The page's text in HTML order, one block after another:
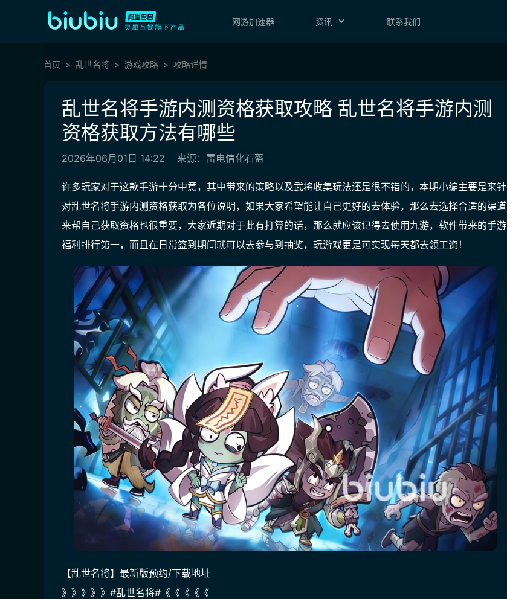
网游加速器 资讯 联系我们
首页 乱世名将 游戏攻略 攻略详情
乱世名将手游内测资格获取攻略 乱世名将手游内测
资格获取方法有哪些
2026年06月01日 14:22 来源：雷电信化石盔
许多玩家对于这款手游十分中意，其中带来的策略以及武将收集玩法还是很不错的，本期小编主要是来针
对乱世名将手游内测资格获取为各位说明，如果大家希望能让自己更好的去体验，那么去选择合适的渠道
来帮自己获取资格也很重要，大家近期对于此有打算的话， 那么就应该记得去使用九游，软件带来的手游
福利排行第一，而且在日常签到期间就可以去参与到抽奖，玩游戏更是可实现每天都去领工资！
【乱世名将】最新版预约/下载地址
》》》》》#乱世名将#《《《《《